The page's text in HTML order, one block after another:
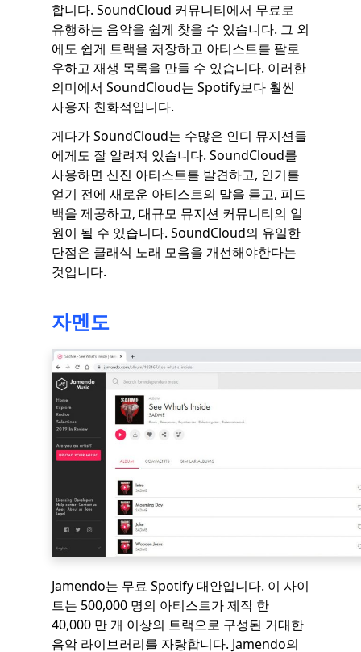
합니다. SoundCloud 커뮤니티에서 무료로
유행하는 음악을 쉽게 찾을 수 있습니다. 그 외
에도 쉽게 트랙을 저장하고 아티스트를 팔로
우하고 재생 목록을 만들 수 있습니다. 이러한
의미에서 SoundCloud는 Spotify보다 훨씬
사용자 친화적입니다.
게다가 SoundCloud는 수많은 인디 뮤지션들
에게도 잘 알려져 있습니다. SoundCloud를
사용하면 신진 아티스트를 발견하고, 인기를
얻기 전에 새로운 아티스트의 말을 듣고, 피드
백을 제공하고, 대규모 뮤지션 커뮤니티의 일
원이 될 수 있습니다. SoundCloud의 유일한
단점은 클래식 노래 모음을 개선해야한다는
것입니다.
자멘도
Jamendo는 무료 Spotify 대안입니다. 이 사이
트는 500,000 명의 아티스트가 제작 한
40,000 만 개 이상의 트랙으로 구성된 거대한
음악 라이브러리를 자랑합니다. Jamendo의